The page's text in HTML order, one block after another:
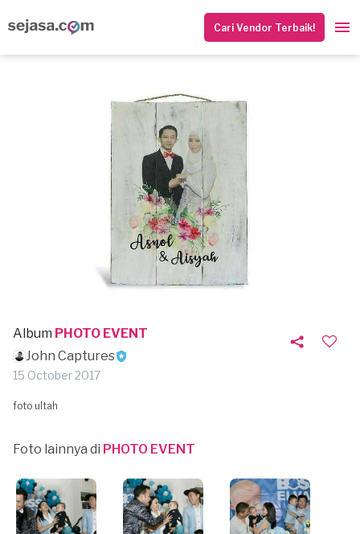
Cari Vendor Terbaik!
Album PHOTO EVENT
John Captures
15 October 2017
foto ultah
Foto lainnya di PHOTO EVENT